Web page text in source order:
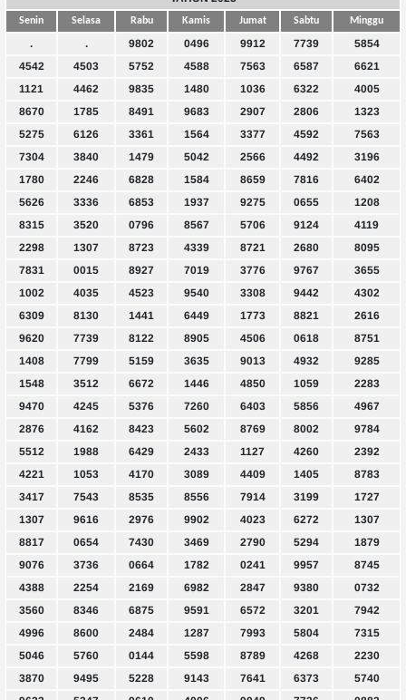
Senin Selasa Rabu Kamis Jumat Sabtu Minggu
. . 9802 0496 9912 7739
5854
4542
4503 5752 4588 7563 6587
6621
1121
4462 9835 1480 1036 6322
4005
8670
1785 8491 9683 2907 2806
1323
5275
6126 3361 1564 3377 4592
7563
7304
3840 1479 5042 2566 4492
3196
1780
2246 6828 1584 8659 7816
6402
5626
3336 6853 1937 9275 0655
1208
8315
3520 0796 8567 5706 9124
4119
2298
1307 8723 4339 8721 2680
8095
7831
0015 8927 7019 3776 9767
3655
1002
4035 4523 9540 3308 9442
4302
6309
8130 1441 6449 1773 8821
2616
9620
7739 8122 8905 4506 0618
8751
1408
7799 5159 3635 9013 4932
9285
1548
3512 6672 1446 4850 1059
2283
9470
4245 5376 7260 6403 5856
4967
2876
4162 8423 5602 8769 8002
9784
5512
1988 6429 2433 1127 4260
2392
4221
1053 4170 3089 4409 1405
8783
3417
7543 8535 8556 7914 3199
1727
1307
9616 2976 9902 4023 6272
1307
8817
0654 7430 3469 2790 5294
1879
9076
3736 0664 1782 0241 9957
8745
4388
2254 2169 6982 2847 9380
0732
3560
8346 6875 9591 6572 3201
7942
4996
8600 2484 1287 7993 5804
7315
5046
5760 0144 5598 8789 4268
2230
3870
9495 5228 9143 7641 6373
5740